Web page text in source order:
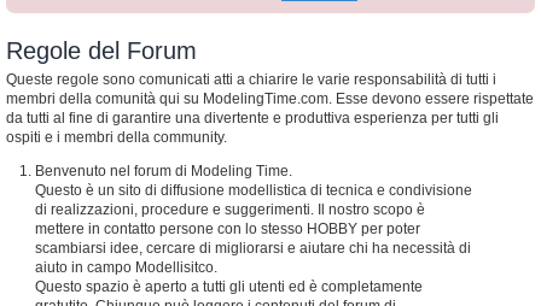
Regole del Forum
Queste regole sono comunicati atti a chiarire le varie responsabilità di tutti i
membri della comunità qui su ModelingTime.com. Esse devono essere rispettate
da tutti al fine di garantire una divertente e produttiva esperienza per tutti gli
ospiti e i membri della community.
Benvenuto nel forum di Modeling Time.
Questo è un sito di diffusione modellistica di tecnica e condivisione
di realizzazioni, procedure e suggerimenti. Il nostro scopo è
mettere in contatto persone con lo stesso HOBBY per poter
scambiarsi idee, cercare di migliorarsi e aiutare chi ha necessità di
aiuto in campo Modellisitco.
Questo spazio è aperto a tutti gli utenti ed è completamente